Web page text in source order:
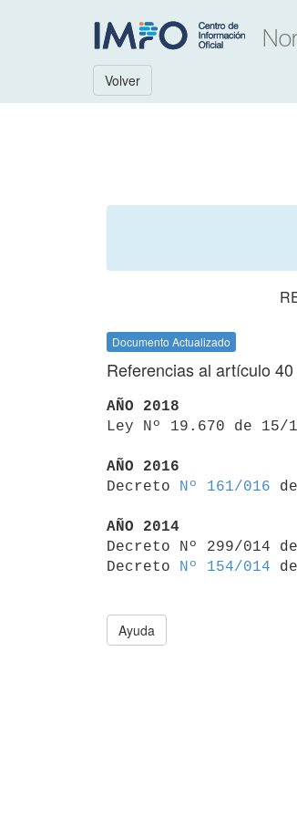
Volver
Documento Actualizado
Referencias al artículo 40
AÑO 2018
Ley Nº 19.670 de
AÑO 2016
Decreto
Nº 161/016
AÑO 2014
Decreto Nº 299/014
Decreto
Nº 154/014
Ayuda